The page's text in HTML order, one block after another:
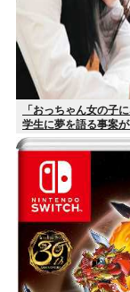
「おっちゃん女の子
学生に夢を語る事案